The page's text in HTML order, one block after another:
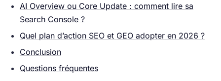
AI Overview ou Core Update : comment lire sa
Search Console ?
Quel plan d’action SEO et GEO adopter en 2026 ?
Conclusion
Questions fréquentes